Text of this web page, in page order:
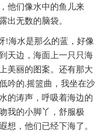
他们像水中的鱼儿来
出无数的脑袋。
!海水是那么的蓝，好像
天边，海面上一只只海
美丽的图案。还有那大
吟的.摇篮曲，我坐在沙
的涛声，呼吸着海边的
我的小脚丫，舒服极
想，他们已经下海了。